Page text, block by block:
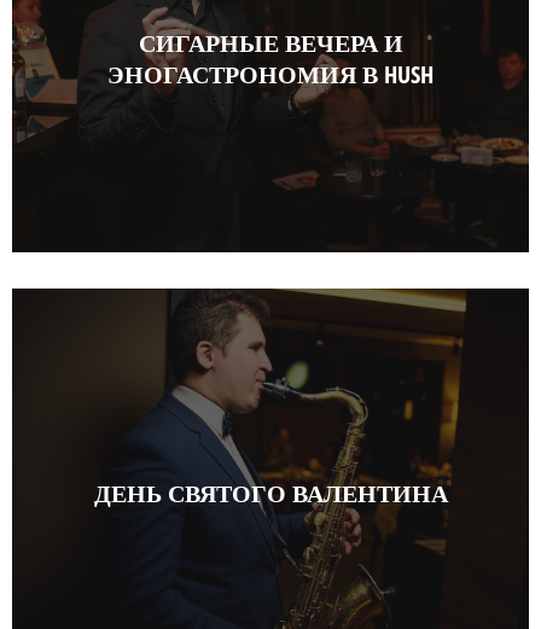
СИГАРНЫЕ ВЕЧЕРА И
ЭНОГАСТРОНОМИЯ В HUSH
ДЕНЬ СВЯТОГО ВАЛЕНТИНА